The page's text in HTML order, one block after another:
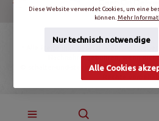
Nachnahmegebühren, wenn
© schalter-und-steckdosen.de | World
Diese Website verwendet Cookies, um eine
können. Mehr
Nur technisch notwendige
Alle Cookies